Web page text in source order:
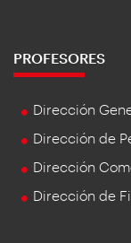
PROFESORES
Dirección
Dirección de
Dirección
Dirección de